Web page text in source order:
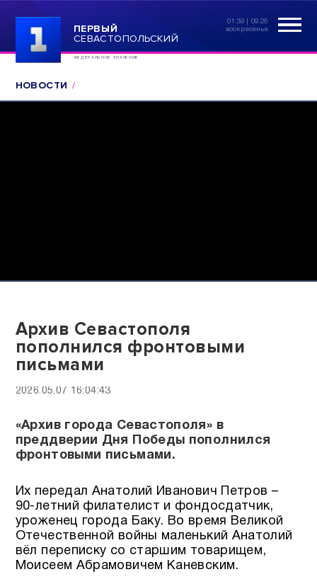
ПЕРВЫЙ
СЕВАСТОПОЛЬСКИЙ
ФЕДЕРАЛЬНОЕ ЗНАЧЕНИЕ
01:39 | 09.26
воскресенье
НОВОСТИ
Архив Севастополя
пополнился фронтовыми
письмами
2026.05.07 16:04:43
«Архив города Севастополя» в
преддверии Дня Победы пополнился
фронтовыми письмами.
Их передал Анатолий Иванович Петров –
90-летний филателист и фондосдатчик,
уроженец города Баку. Во время Великой
Отечественной войны маленький Анатолий
вёл переписку со старшим товарищем,
Моисеем Абрамовичем Каневским.